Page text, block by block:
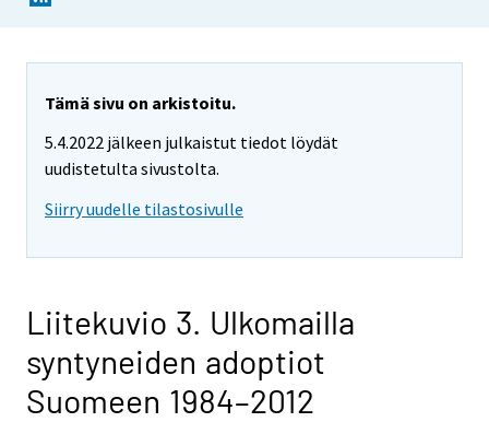
Tämä sivu on arkistoitu.
5.4.2022 jälkeen julkaistut tiedot löydät
uudistetulta sivustolta.
Siirry uudelle tilastosivulle
Liitekuvio 3. Ulkomailla
syntyneiden adoptiot
Suomeen 1984–2012